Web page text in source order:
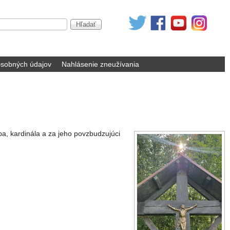
údajov Nahlásenie zneužívania
kardinála a za jeho povzbudzujúci